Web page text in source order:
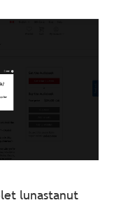
lunastanut